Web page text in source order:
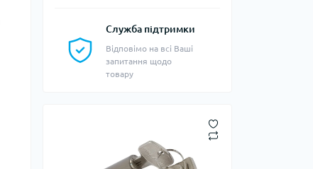
Служба підтримки
Відповімо на всі Ваші
запитання щодо
товару